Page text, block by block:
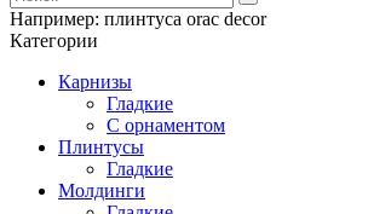
Например: плинтуса orac decor
Категории
Карнизы
Гладкие
С орнаментом
Плинтусы
Гладкие
Молдинги